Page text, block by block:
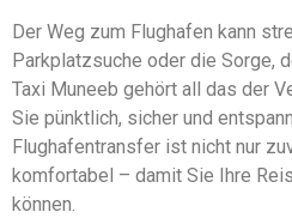
Der Weg zum Flughafen kann
Parkplatzsuche oder die Sorge,
Taxi Muneeb gehört all das der
Sie pünktlich, sicher und
Flughafentransfer ist nicht nur
komfortabel – damit Sie Ihre
können.